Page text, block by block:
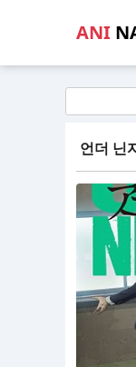
ANI
언더 닌